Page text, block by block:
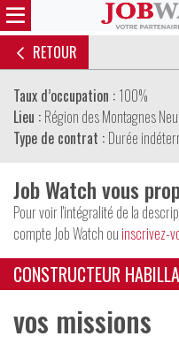
RETOUR
Taux d’occupation : 100%
Lieu : Région des Montagnes
Type de contrat : Durée
Job Watch vous
Pour voir l'intégralité de la
compte Job Watch ou inscrivez-
CONSTRUCTEUR
vos missions